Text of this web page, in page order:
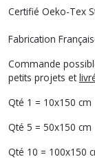
Certifié Oeko-Tex
Fabrication
Commande
petits projets et
Qté 1 = 10x150 cm
Qté 5 = 50x150 cm
Qté 10 = 100x150